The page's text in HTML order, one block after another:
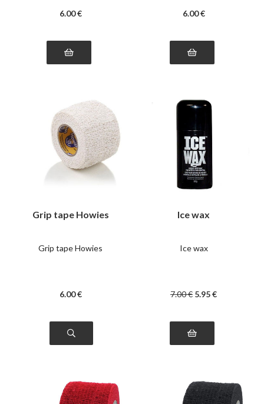
6.00 € 6.00 €
Grip tape Howies
Grip tape Howies
6.00 €
Ice wax
Ice wax
7.00€ 5.95€